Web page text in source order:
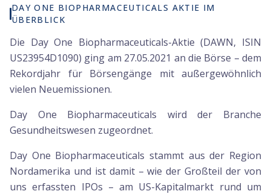
DAY ONE BIOPHARMACEUTICALS AKTIE IM
ÜBERBLICK
Die Day One Biopharmaceuticals-Aktie (DAWN, ISIN
US23954D1090) ging am 27.05.2021 an die Börse – dem
Rekordjahr für Börsengänge mit außergewöhnlich
vielen Neuemissionen.
Day One Biopharmaceuticals wird der Branche
Gesundheitswesen zugeordnet.
Day One Biopharmaceuticals stammt aus der Region
Nordamerika und ist damit – wie der Großteil der von
uns erfassten IPOs – am US-Kapitalmarkt rund um